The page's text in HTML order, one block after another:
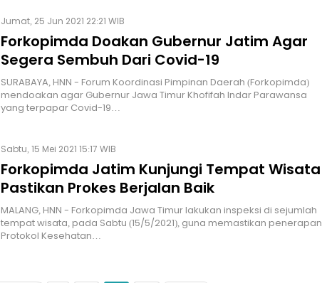
Jumat, 25 Jun 2021 22:21 WIB
Forkopimda Doakan Gubernur Jatim Agar
Segera Sembuh Dari Covid-19
SURABAYA, HNN - Forum Koordinasi Pimpinan Daerah (Forkopimda)
mendoakan agar Gubernur Jawa Timur Khofifah Indar Parawansa
yang terpapar Covid-19…
Sabtu, 15 Mei 2021 15:17 WIB
Forkopimda Jatim Kunjungi Tempat Wisata
Pastikan Prokes Berjalan Baik
MALANG, HNN - Forkopimda Jawa Timur lakukan inspeksi di sejumlah
tempat wisata, pada Sabtu (15/5/2021), guna memastikan penerapan
Protokol Kesehatan…